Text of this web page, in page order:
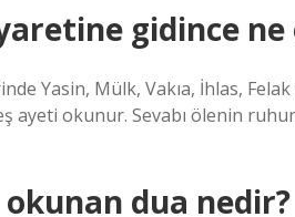
gidince
Yasin, Mülk, Vakıa, İhlas,
ayeti okunur. Sevabı ölenin
okunan dua nedir?